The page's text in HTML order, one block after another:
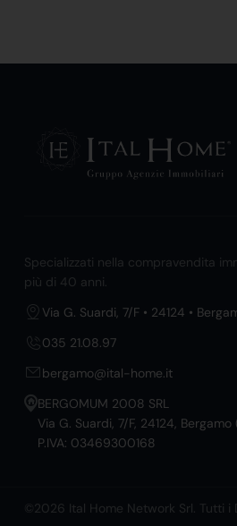
Specializzati nella compravendita
più di 40 anni.
Via G. Suardi, 7/F • 24124 •
035 21.08.97
bergamo@ital-home.it
BERGOMUM 2008 SRL
Via G. Suardi, 7/F, 24124, Bergamo
P.IVA: 03469300168
©2026 Ital Home Network Srl. Tutti i